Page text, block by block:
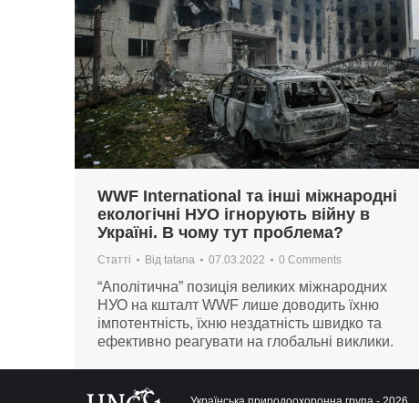
WWF International та інші міжнародні
екологічні НУО ігнорують війну в
Україні. В чому тут проблема?
Статті Від tatana 07.03.2022 0 Comments
“Аполітична” позиція великих міжнародних
НУО на кшталт WWF лише доводить їхню
імпотентність, їхню нездатність швидко та
ефективно реагувати на глобальні виклики.